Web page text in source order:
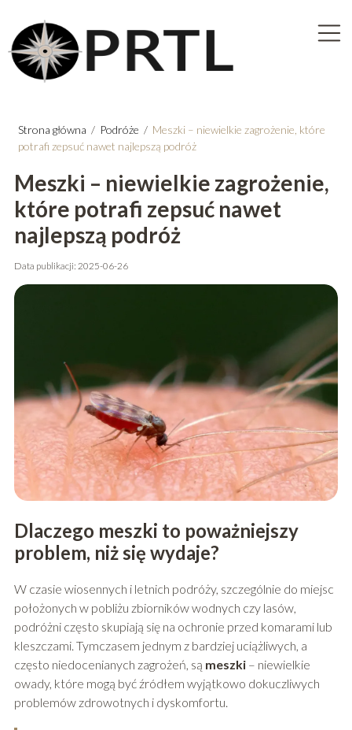
Strona główna / Podróże / Meszki – niewielkie zagrożenie, które
potrafi zepsuć nawet najlepszą podróż
Meszki – niewielkie zagrożenie,
które potrafi zepsuć nawet
najlepszą podróż
Data publikacji: 2025-06-26
Dlaczego meszki to poważniejszy
problem, niż się wydaje?
W czasie wiosennych i letnich podróży, szczególnie do miejsc
położonych w pobliżu zbiorników wodnych czy lasów,
podróżni często skupiają się na ochronie przed komarami lub
kleszczami. Tymczasem jednym z bardziej uciążliwych, a
często niedocenianych zagrożeń, są meszki– niewielkie
owady, które mogą być źródłem wyjątkowo dokuczliwych
problemów zdrowotnych i dyskomfortu.